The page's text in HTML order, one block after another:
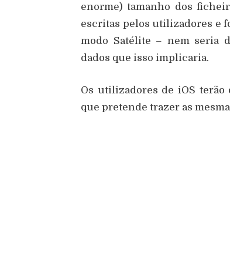
enorme) tamanho dos
escritas pelos utilizadores e
modo Satélite – nem seria
dados que isso implicaria.
Os utilizadores de iOS terão
que pretende trazer as